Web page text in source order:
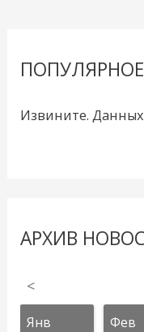
ПОПУЛЯРНОЕ
Извините.
АРХИВ
<
Янв Фев